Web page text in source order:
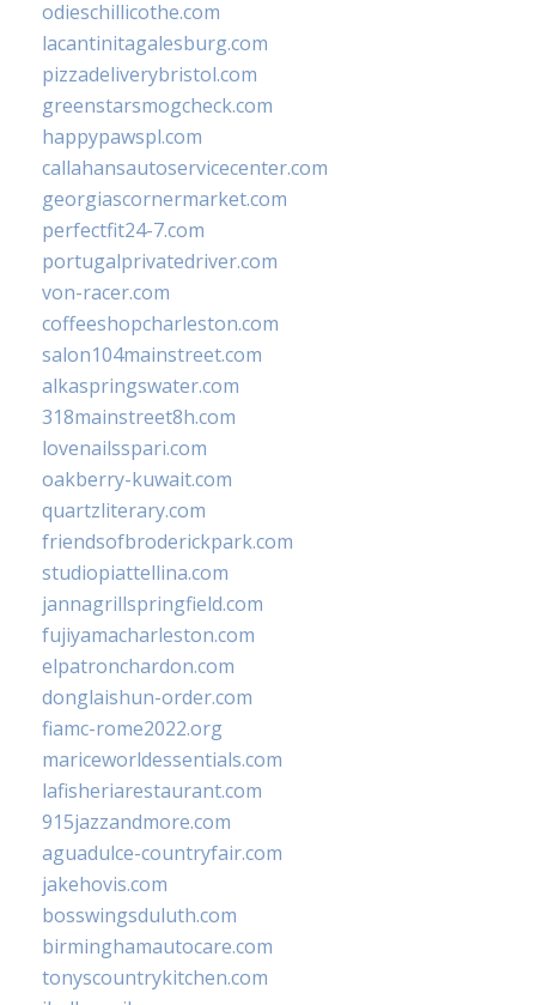
odieschillicothe.com
lacantinitagalesburg.com
pizzadeliverybristol.com
greenstarsmogcheck.com
happypawspl.com
callahansautoservicecenter.com
georgiascornermarket.com
perfectfit24-7.com
portugalprivatedriver.com
von-racer.com
coffeeshopcharleston.com
salon104mainstreet.com
alkaspringswater.com
318mainstreet8h.com
lovenailsspari.com
oakberry-kuwait.com
quartzliterary.com
friendsofbroderickpark.com
studiopiattellina.com
jannagrillspringfield.com
fujiyamacharleston.com
elpatronchardon.com
donglaishun-order.com
fiamc-rome2022.org
mariceworldessentials.com
lafisheriarestaurant.com
915jazzandmore.com
aguadulce-countryfair.com
jakehovis.com
bosswingsduluth.com
birminghamautocare.com
tonyscountrykitchen.com